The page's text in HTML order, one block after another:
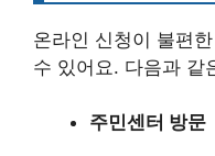
온라인 신청이 불편
수 있어요. 다음과 같
주민센터 방문